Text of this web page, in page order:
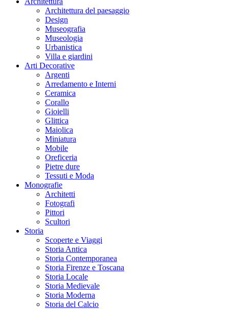
Architettura del paesaggio
Design
Museografia
Museologia
Urbanistica
Villa e giardini
Arti Decorative
Argenti
Arredamento e Interni
Ceramica
Corallo
Gioielli
Glittica
Maiolica
Miniatura
Mobile
Oreficeria
Pietre dure
Tessuti e Moda
Monografie
Architetti
Fotografi
Pittori
Scultori
Storia
Scoperte e Viaggi
Storia Antica
Storia Contemporanea
Storia Firenze e Toscana
Storia Locale
Storia Medievale
Storia Moderna
Storia del Calcio